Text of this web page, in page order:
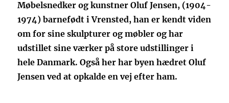
Møbelsnedker og kunstner Oluf Jensen, (1904-
1974) barnefødt i Vrensted, han er kendt viden
om for sine skulpturer og møbler og har
udstillet sine værker på store udstillinger i
hele Danmark. Også her har byen hædret Oluf
Jensen ved at opkalde en vej efter ham.